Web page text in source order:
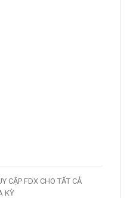
CẬP FDX CHO TẤT CẢ
KỲ